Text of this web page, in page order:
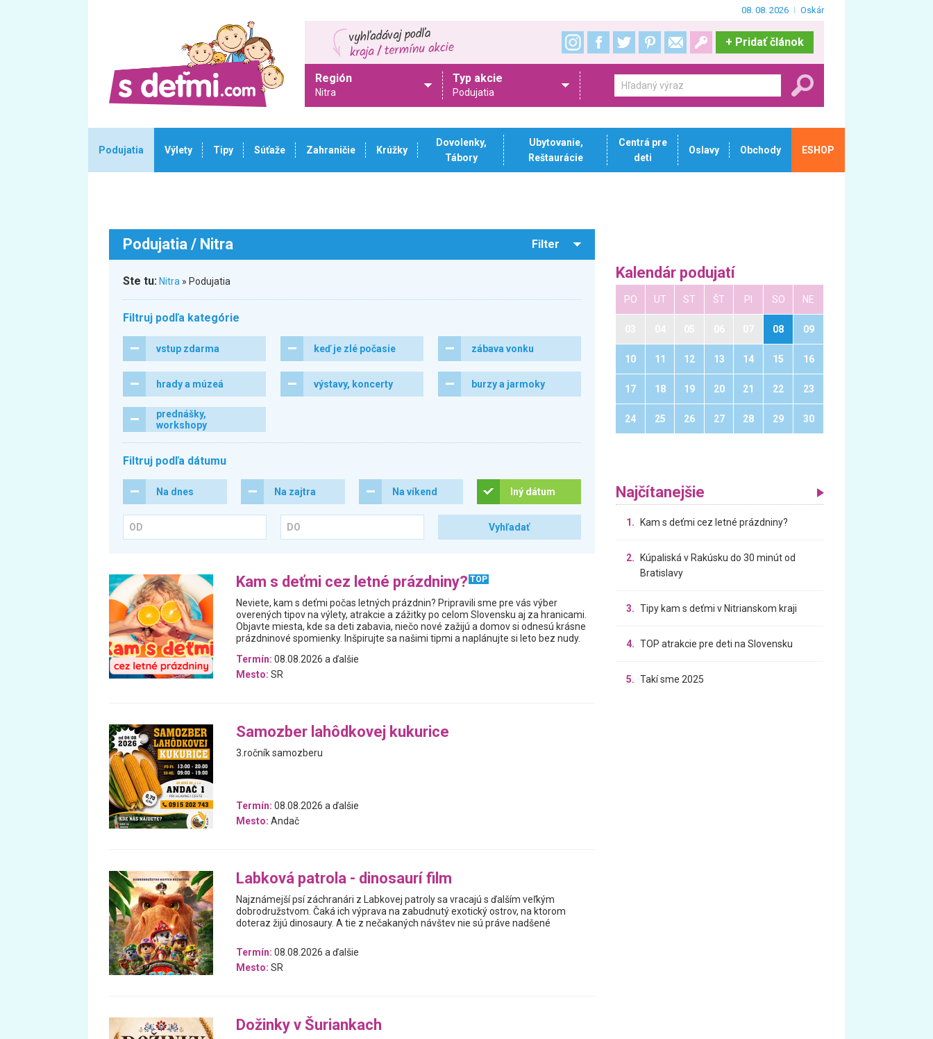
08. 08. 2026 Oskár
+ Pridať článok
Región
Nitra
Typ akcie
Podujatia
Podujatia Výlety Tipy Súťaže Zahraničie Krúžky
Dovolenky,
Tábory
Ubytovanie,
Reštaurácie
Centrá pre
deti
Oslavy Obchody ESHOP
Podujatia / Nitra Filter
Ste tu: Nitra » Podujatia
Filtruj podľa kategórie
vstup zdarma keď je zlé počasie zábava vonku
hrady a múzeá výstavy, koncerty burzy a jarmoky
prednášky,
workshopy
Filtruj podľa dátumu
Na dnes Na zajtra Na víkend Iný dátum
Kam s deťmi cez letné prázdniny? TOP
Neviete, kam s deťmi počas letných prázdnin? Pripravili sme pre vás výber
overených tipov na výlety, atrakcie a zážitky po celom Slovensku aj za hranicami.
Objavte miesta, kde sa deti zabavia, niečo nové zažijú a domov si odnesú krásne
prázdninové spomienky. Inšpirujte sa našimi tipmi a naplánujte si leto bez nudy.
Termín: 08.08.2026 a ďalšie
Mesto: SR
Samozber lahôdkovej kukurice
3.ročník samozberu
Termín: 08.08.2026 a ďalšie
Mesto: Andač
Labková patrola - dinosaurí film
Najznámejší psí záchranári z Labkovej patroly sa vracajú s ďalším veľkým
dobrodružstvom. Čaká ich výprava na zabudnutý exotický ostrov, na ktorom
doteraz žijú dinosaury. A tie z nečakaných návštev nie sú práve nadšené
Termín: 08.08.2026 a ďalšie
Mesto: SR
Dožinky v Šuriankach
Kalendár podujatí
PO UT ST ŠT PI SO NE
08 09
10 11 12 13 14 15 16
17 18 19 20 21 22 23
24 25 26 27 28 29 30
Najčítanejšie
1. Kam s deťmi cez letné prázdniny?
2.
Kúpaliská v Rakúsku do 30 minút od
Bratislavy
3. Tipy kam s deťmi v Nitrianskom kraji
4. TOP atrakcie pre deti na Slovensku
5. Takí sme 2025